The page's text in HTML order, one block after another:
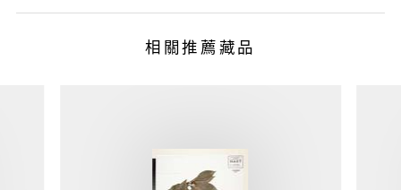
相關推薦藏品